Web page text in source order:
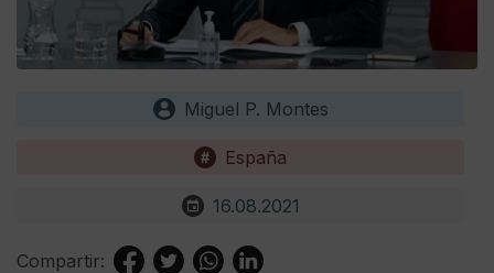
Miguel P. Montes
España
16.08.2021
Compartir: